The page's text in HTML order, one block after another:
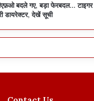
बदले गए, बड़ा फेरबदल… टाइगर
डायरेक्टर, देखें सूची